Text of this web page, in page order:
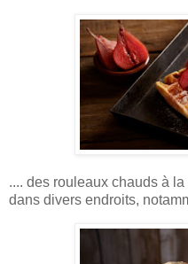
.... des rouleaux chauds à
dans divers endroits,